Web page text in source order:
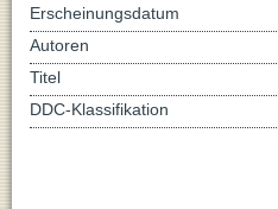
Erscheinungsdatum
Autoren
Titel
DDC-Klassifikation